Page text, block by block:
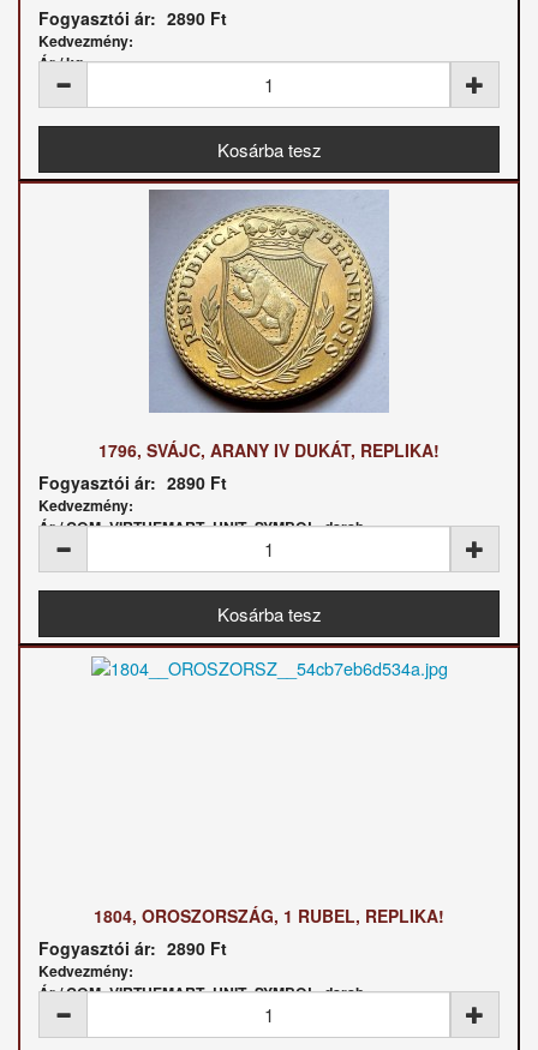
Fogyasztói ár: 2890 Ft
Kedvezmény:
Ár / kg:
1796, SVÁJC, ARANY IV DUKÁT, REPLIKA!
Fogyasztói ár: 2890 Ft
Kedvezmény:
Ár / COM_VIRTUEMART_UNIT_SYMBOL_darab:
1804, OROSZORSZÁG, 1 RUBEL, REPLIKA!
Fogyasztói ár: 2890 Ft
Kedvezmény:
Ár / COM_VIRTUEMART_UNIT_SYMBOL_darab: